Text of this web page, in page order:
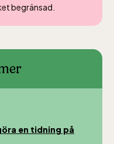
begränsad.
en tidning på